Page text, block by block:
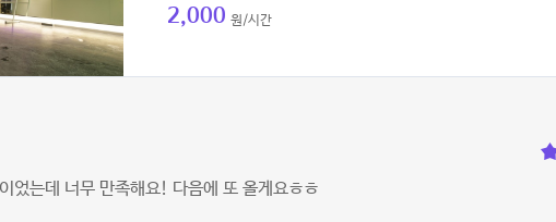
2,000 원/시간
었는데 너무 만족해요! 다음에 또 올게요ㅎㅎ